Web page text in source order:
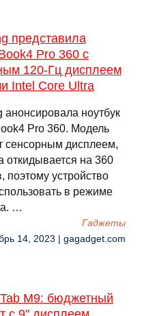
представила
Pro 360 с
120-Гц дисплеем
Intel Core Ultra
анонсировала ноутбук
Pro 360. Модель
сенсорным дисплеем,
откидывается на 360
поэтому устройство
в режиме
…
Гаджеты
14, 2023 | gagadget.com
M9: бюджетный